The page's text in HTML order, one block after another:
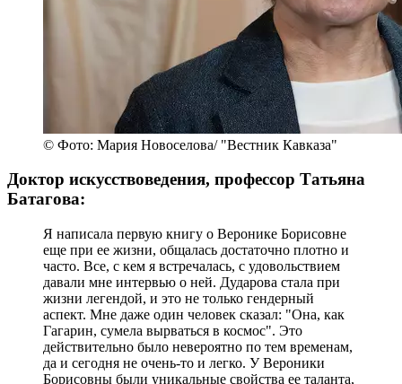
© Фото: Мария Новоселова/ "Вестник Кавказа"
Доктор искусствоведения, профессор Татьяна
Батагова:
Я написала первую книгу о Веронике Борисовне
еще при ее жизни, общалась достаточно плотно и
часто. Все, с кем я встречалась, с удовольствием
давали мне интервью о ней. Дударова стала при
жизни легендой, и это не только гендерный
аспект. Мне даже один человек сказал: "Она, как
Гагарин, сумела вырваться в космос". Это
действительно было невероятно по тем временам,
да и сегодня не очень-то и легко. У Вероники
Борисовны были уникальные свойства ее таланта,